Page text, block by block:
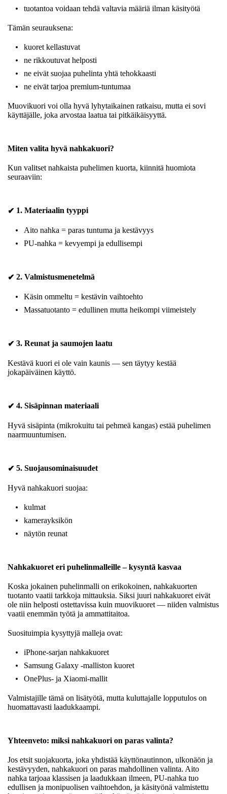
tuotantoa voidaan tehdä valtavia määriä ilman käsityötä
Tämän seurauksena:
kuoret kellastuvat
ne rikkoutuvat helposti
ne eivät suojaa puhelinta yhtä tehokkaasti
ne eivät tarjoa premium-tuntumaa
Muovikuori voi olla hyvä lyhytaikainen ratkaisu, mutta ei sovi
käyttäjälle, joka arvostaa laatua tai pitkäikäisyyttä.
Miten valita hyvä nahkakuori?
Kun valitset nahkaista puhelimen kuorta, kiinnitä huomiota
seuraaviin:
✔ 1. Materiaalin tyyppi
Aito nahka = paras tuntuma ja kestävyys
PU-nahka = kevyempi ja edullisempi
✔ 2. Valmistusmenetelmä
Käsin ommeltu = kestävin vaihtoehto
Massatuotanto = edullinen mutta heikompi viimeistely
✔ 3. Reunat ja saumojen laatu
Kestävä kuori ei ole vain kaunis — sen täytyy kestää
jokapäiväinen käyttö.
✔ 4. Sisäpinnan materiaali
Hyvä sisäpinta (mikrokuitu tai pehmeä kangas) estää puhelimen
naarmuuntumisen.
✔ 5. Suojausominaisuudet
Hyvä nahkakuori suojaa:
kulmat
kamerayksikön
näytön reunat
Nahkakuoret eri puhelinmalleille – kysyntä kasvaa
Koska jokainen puhelinmalli on erikokoinen, nahkakuorten
tuotanto vaatii tarkkoja mittauksia. Siksi juuri nahkakuoret eivät
ole niin helposti ostettavissa kuin muovikuoret — niiden valmistus
vaatii enemmän työtä ja ammattitaitoa.
Suosituimpia kysyttyjä malleja ovat:
iPhone-sarjan nahkakuoret
Samsung Galaxy -malliston kuoret
OnePlus- ja Xiaomi-mallit
Valmistajille tämä on lisätyötä, mutta kuluttajalle lopputulos on
huomattavasti laadukkaampi.
Yhteenveto: miksi nahkakuori on paras valinta?
Jos etsit suojakuorta, joka yhdistää käyttönautinnon, ulkonäön ja
kestävyyden, nahkakuori on paras mahdollinen valinta. Aito
nahka tarjoaa klassisen ja laadukkaan ilmeen, PU-nahka tuo
edullisen ja monipuolisen vaihtoehdon, ja käsityönä valmistettu